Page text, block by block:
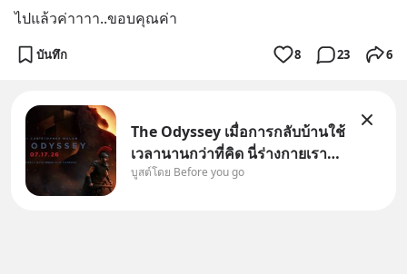
ไปแล้วค่าาาา..ขอบคุณค่า
บันทึก 8 23 6
The Odyssey เมื่อการกลับบ้านใช้
เวลานานกว่าที่คิด นี่ร่างกายเรา
ต้องการกลับบ้านจริงหรือ
บูสต์โดย Before you go